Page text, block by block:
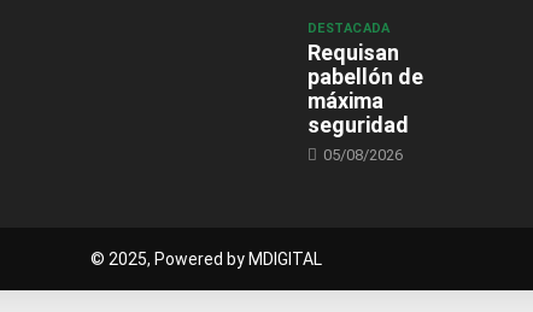
DESTACADA
Requisan
pabellón de
máxima
seguridad
05/08/2026
© 2025, Powered by MDIGITAL